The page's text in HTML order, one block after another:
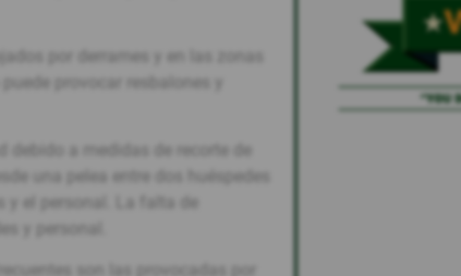
por derrames y en las zonas
provocar resbalones y
debido a medidas de recorte de
una pelea entre dos huéspedes
y el personal. La falta de
y personal.
son las provocadas por